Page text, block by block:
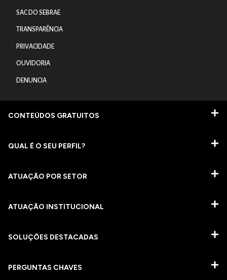
SAC DO SEBRAE
TRANSPARÊNCIA
PRIVACIDADE
OUVIDORIA
DENUNCIA
CONTEÚDOS GRATUITOS
QUAL É O SEU PERFIL?
ATUAÇÃO POR SETOR
ATUAÇÃO INSTITUCIONAL
SOLUÇÕES DESTACADAS
PERGUNTAS CHAVES​